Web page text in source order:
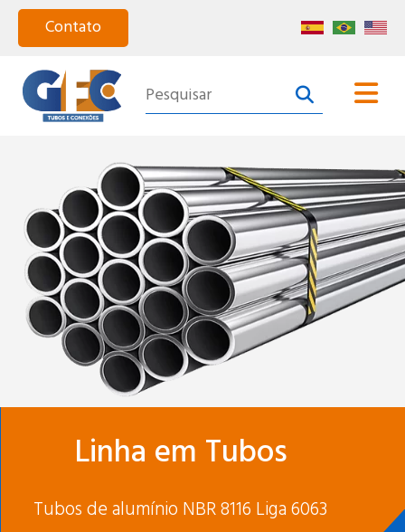
Quem somos
Produtos
Segmentos
Orçamento
Linha em Tubos
Tubos de alumínio NBR 8116 Liga 6063